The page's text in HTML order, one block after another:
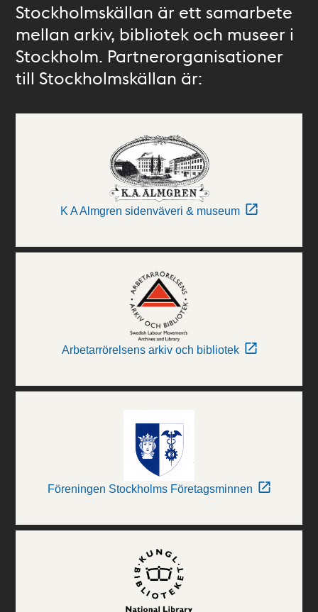
Stockholmskällan är ett samarbete
mellan arkiv, bibliotek och museer i
Stockholm. Partnerorganisationer
till Stockholmskällan är:
K A Almgren sidenväveri & museum
Arbetarrörelsens arkiv och bibliotek
Föreningen Stockholms Företagsminnen